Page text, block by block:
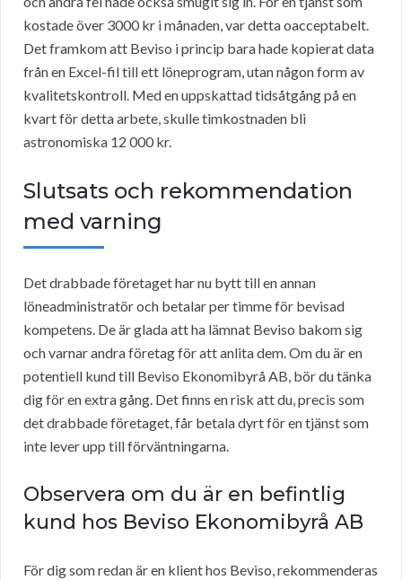
kostade över 3000 kr i månaden, var detta oacceptabelt.
Det framkom att Beviso i princip bara hade kopierat data
från en Excel-fil till ett löneprogram, utan någon form av
kvalitetskontroll. Med en uppskattad tidsåtgång på en
kvart för detta arbete, skulle timkostnaden bli
astronomiska 12 000 kr.
Slutsats och rekommendation
med varning
Det drabbade företaget har nu bytt till en annan
löneadministratör och betalar per timme för bevisad
kompetens. De är glada att ha lämnat Beviso bakom sig
och varnar andra företag för att anlita dem. Om du är en
potentiell kund till Beviso Ekonomibyrå AB, bör du tänka
dig för en extra gång. Det finns en risk att du, precis som
det drabbade företaget, får betala dyrt för en tjänst som
inte lever upp till förväntningarna.
Observera om du är en befintlig
kund hos Beviso Ekonomibyrå AB
För dig som redan är en klient hos Beviso, rekommenderas